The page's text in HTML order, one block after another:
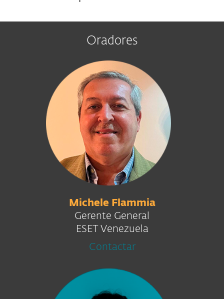
Oradores
Michele Flammia
Gerente General
ESET Venezuela
Contactar